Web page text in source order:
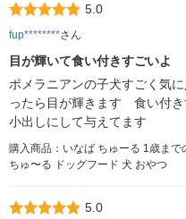
5.0
fup********さん
目が輝いて食い付きすごいよ
ポメラニアンの子犬すごく気
ったら目が輝きます 食い付
小出しにして与えてます
購入商品：いなば ちゅーる 1歳ま
ちゅ〜る ドッグフード 犬 おやつ
5.0